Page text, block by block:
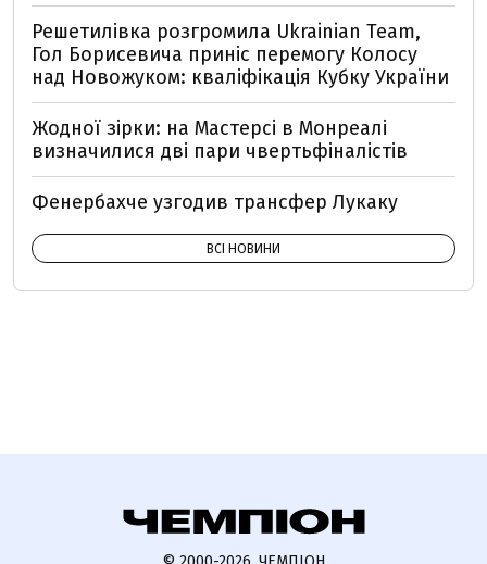
Решетилівка розгромила Ukrainian Team,
Гол Борисевича приніс перемогу Колосу
над Новожуком: кваліфікація Кубку України
Жодної зірки: на Мастерсі в Монреалі
визначилися дві пари чвертьфіналістів
Фенербахче узгодив трансфер Лукаку
ВСІ НОВИНИ